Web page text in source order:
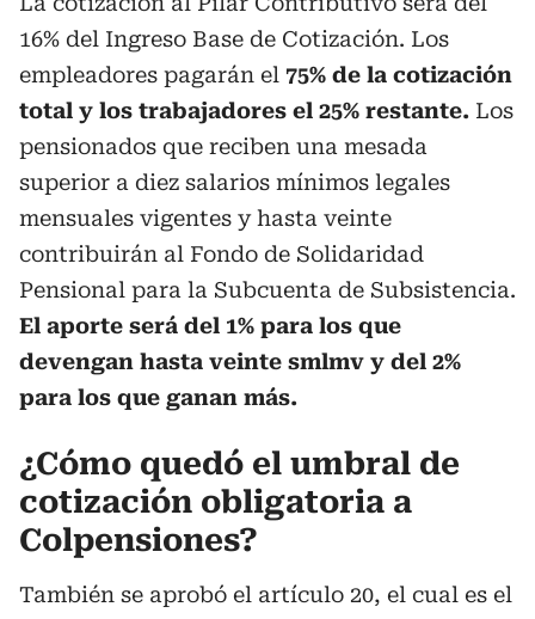
16% del Ingreso Base de Cotización. Los
empleadores pagarán el 75% de la cotización
total y los trabajadores el 25% restante. Los
pensionados que reciben una mesada
superior a diez salarios mínimos legales
mensuales vigentes y hasta veinte
contribuirán al Fondo de Solidaridad
Pensional para la Subcuenta de Subsistencia.
El aporte será del 1% para los que
devengan hasta veinte smlmv y del 2%
para los que ganan más.
¿Cómo quedó el umbral de
cotización obligatoria a
Colpensiones?
También se aprobó el artículo 20, el cual es el